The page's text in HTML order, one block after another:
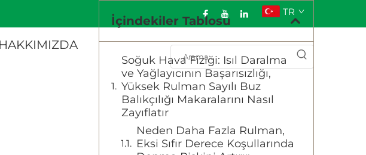
TR
HAKKIMIZDA
İçindekiler Tablosu
Soğuk Hava Fiziği: Isıl Daralma
ve Yağlayıcının Başarısızlığı,
Yüksek Rulman Sayılı Buz
Balıkçılığı Makaralarını Nasıl
Zayıflatır
Neden Daha Fazla Rulman,
Eksi Sıfır Derece Koşullarında